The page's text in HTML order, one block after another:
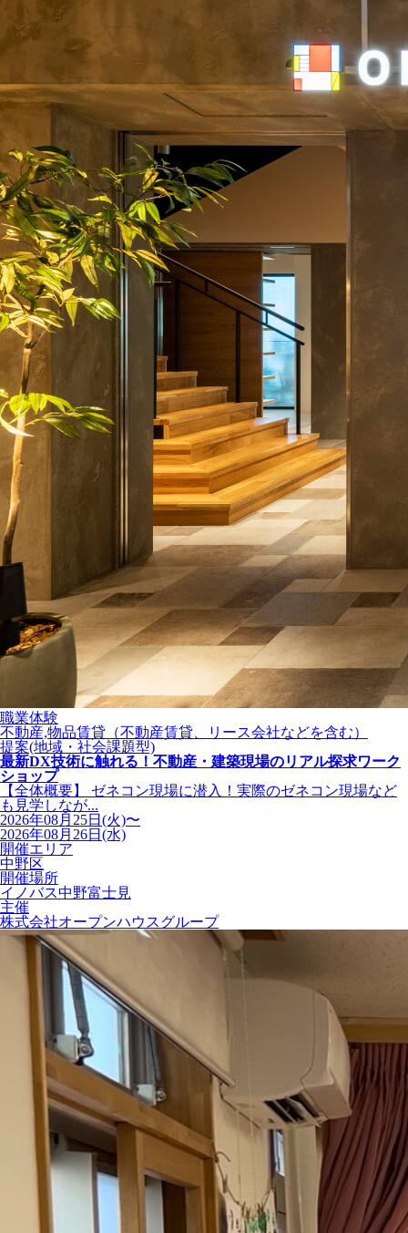
職業体験
不動産,物品賃貸（不動産賃貸、リース会社などを含む）
提案(地域・社会課題型)
最新DX技術に触れる！不動産・建築現場のリアル探求ワーク
ショップ
【全体概要】 ゼネコン現場に潜入！実際のゼネコン現場など
も見学しなが...
2026年08月25日(火)〜
2026年08月26日(水)
開催エリア
中野区
開催場所
イノバス中野富士見
主催
株式会社オープンハウスグループ